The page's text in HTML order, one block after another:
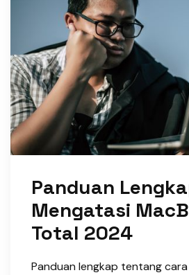
Panduan
Mengatasi
Total 2024
Panduan lengkap tentang